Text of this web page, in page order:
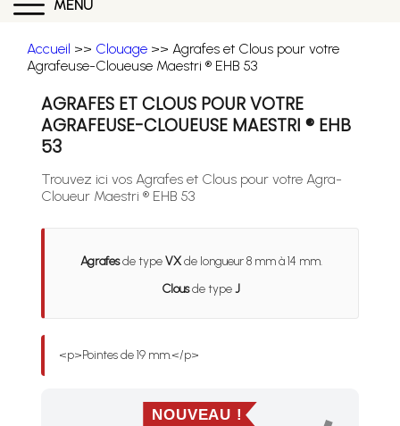
MENU
Accueil >> Clouage >> Agrafes et Clous pour votre
Agrafeuse-Cloueuse Maestri ® EHB 53
AGRAFES ET CLOUS POUR VOTRE
AGRAFEUSE-CLOUEUSE MAESTRI ® EHB
53
Trouvez ici vos Agrafes et Clous pour votre Agra-
Cloueur Maestri ® EHB 53
Agrafesde typeVXde longueur 8 mm à 14 mm.
Clousde typeJ
<p>Pointes de 19 mm.</p>
NOUVEAU !